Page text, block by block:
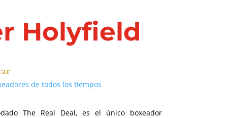
Holyfield
de todos los tiempos
The Real Deal, es el único boxeador